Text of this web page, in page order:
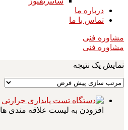
درباره ما
تماس با ما
مشاوره فنی
مشاوره فنی
نمایش یک نتیجه
افزودن به لیست علاقه مندی ها